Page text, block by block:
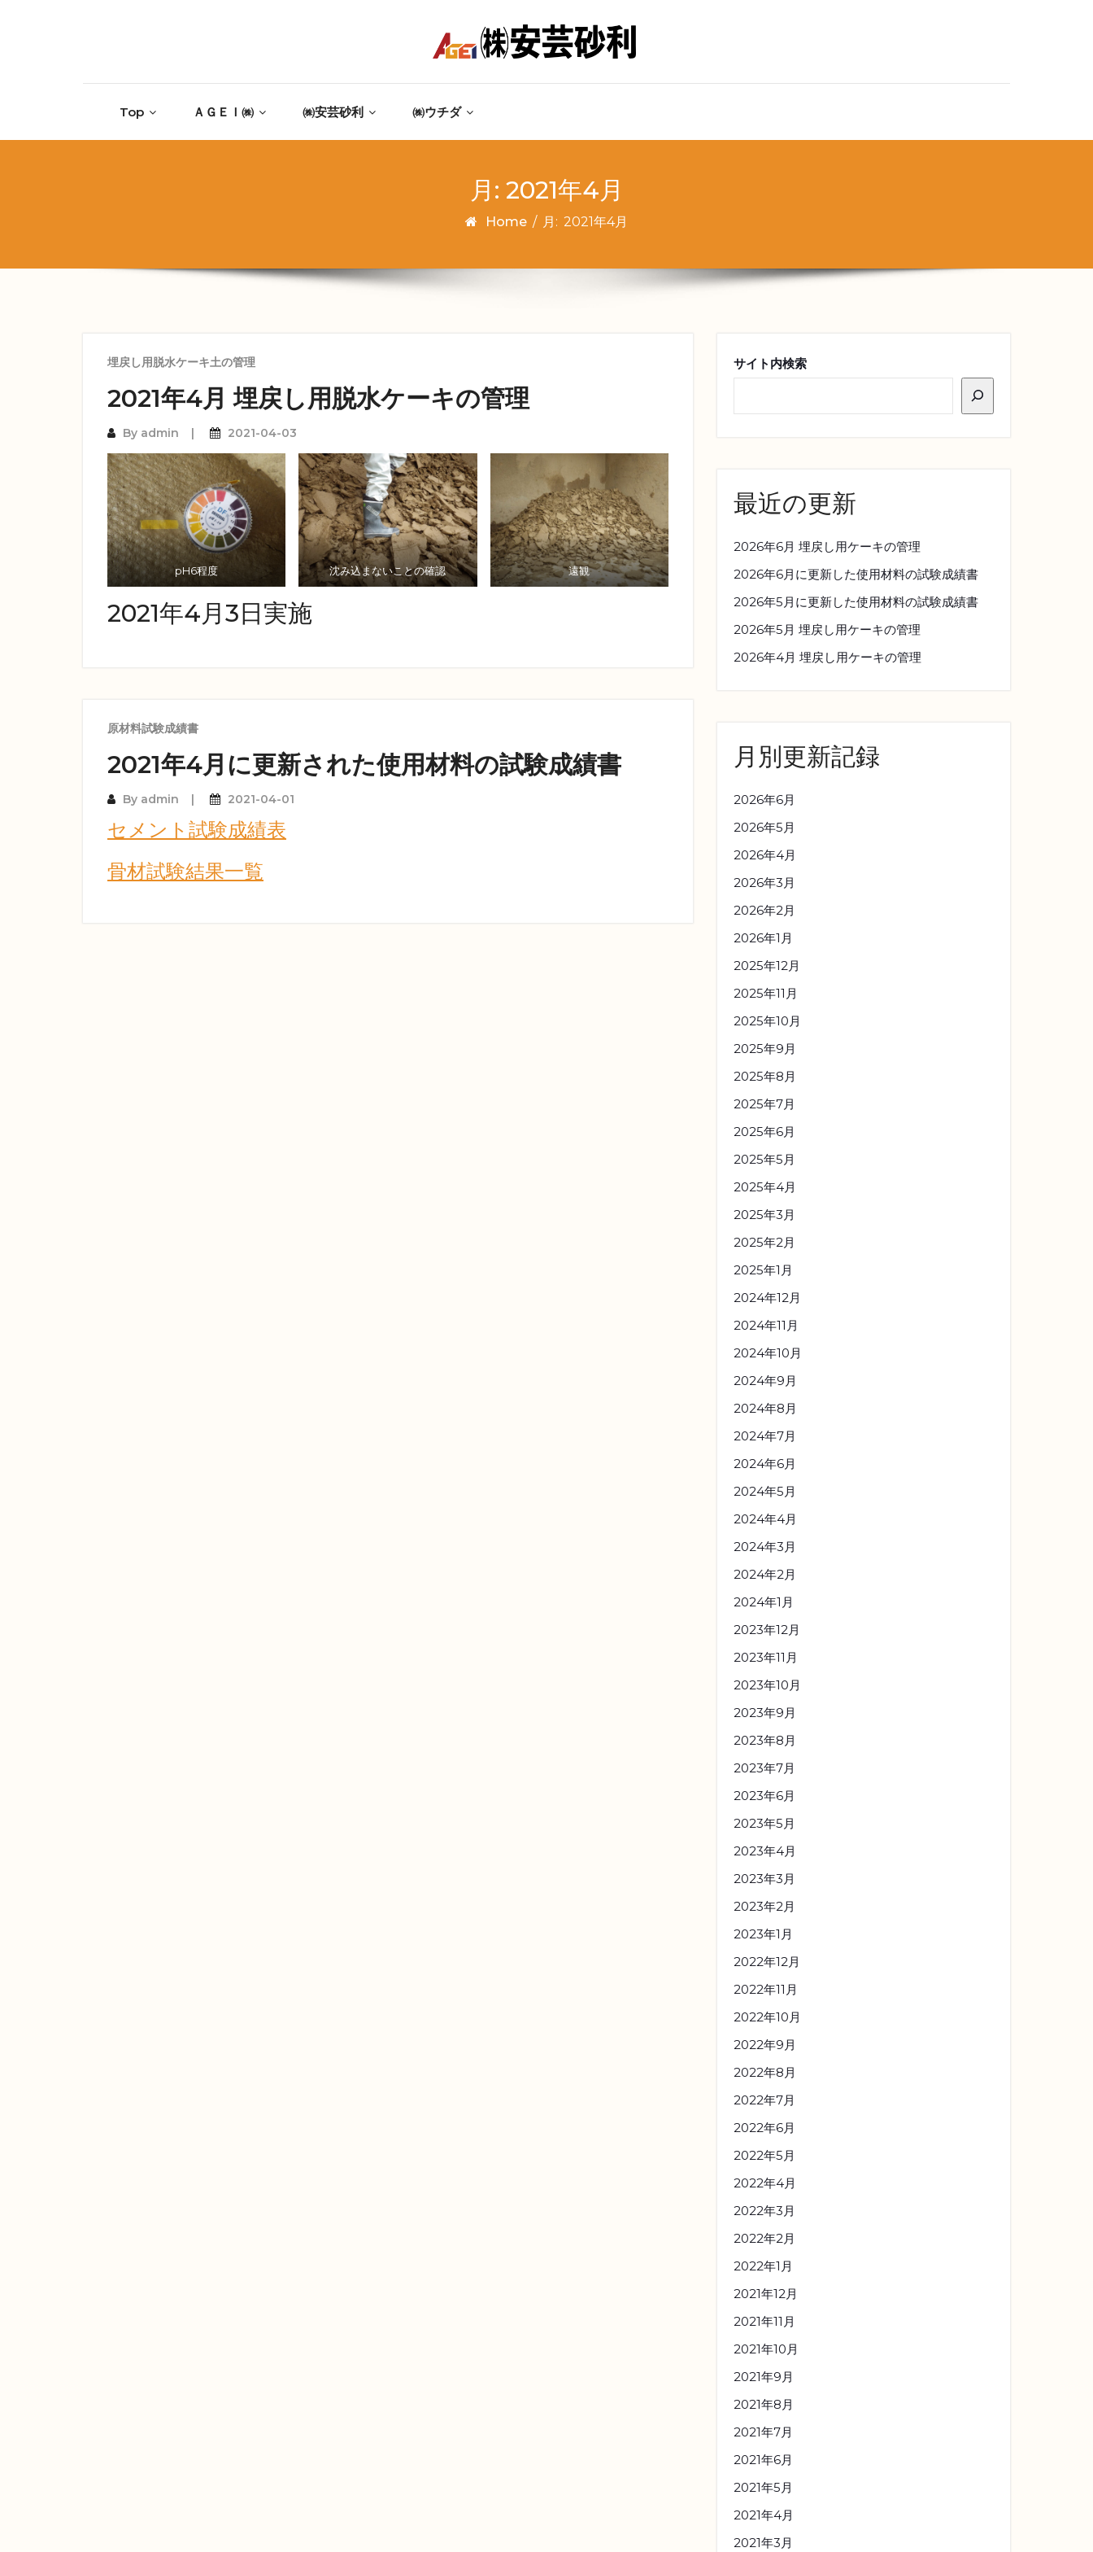
Top ＡＧＥＩ㈱ ㈱安芸砂利 ㈱ウチダ
月: 2021年4月
Home / 月: 2021年4月
埋戻し用脱水ケーキ土の管理
2021年4月 埋戻し用脱水ケーキの管理
By admin 2021-04-03
pH6程度 沈み込まないことの確認 遠観
2021年4月3日実施
原材料試験成績書
2021年4月に更新された使用材料の試験成績書
By admin 2021-04-01
セメント試験成績表
骨材試験結果一覧
サイト内検索
最近の更新
2026年6月 埋戻し用ケーキの管理
2026年6月に更新した使用材料の試験成績書
2026年5月に更新した使用材料の試験成績書
2026年5月 埋戻し用ケーキの管理
2026年4月 埋戻し用ケーキの管理
月別更新記録
2026年6月
2026年5月
2026年4月
2026年3月
2026年2月
2026年1月
2025年12月
2025年11月
2025年10月
2025年9月
2025年8月
2025年7月
2025年6月
2025年5月
2025年4月
2025年3月
2025年2月
2025年1月
2024年12月
2024年11月
2024年10月
2024年9月
2024年8月
2024年7月
2024年6月
2024年5月
2024年4月
2024年3月
2024年2月
2024年1月
2023年12月
2023年11月
2023年10月
2023年9月
2023年8月
2023年7月
2023年6月
2023年5月
2023年4月
2023年3月
2023年2月
2023年1月
2022年12月
2022年11月
2022年10月
2022年9月
2022年8月
2022年7月
2022年6月
2022年5月
2022年4月
2022年3月
2022年2月
2022年1月
2021年12月
2021年11月
2021年10月
2021年9月
2021年8月
2021年7月
2021年6月
2021年5月
2021年4月
2021年3月